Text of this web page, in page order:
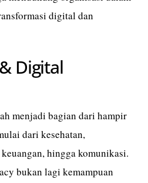
digital dan
Digital
menjadi bagian dari hampir
dari kesehatan,
hingga komunikasi.
bukan lagi kemampuan